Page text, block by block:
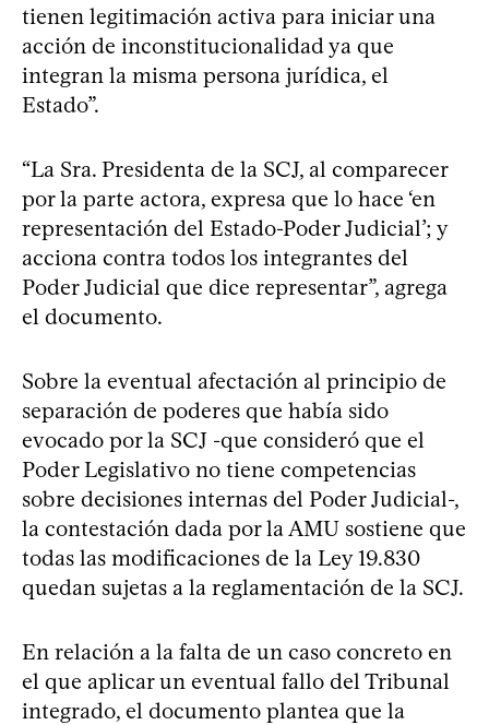
tienen legitimación activa para iniciar una
acción de inconstitucionalidad ya que
integran la misma persona jurídica, el
Estado”.
“La Sra. Presidenta de la SCJ, al comparecer
por la parte actora, expresa que lo hace ‘en
representación del Estado-Poder Judicial’; y
acciona contra todos los integrantes del
Poder Judicial que dice representar”, agrega
el documento.
Sobre la eventual afectación al principio de
separación de poderes que había sido
evocado por la SCJ -que consideró que el
Poder Legislativo no tiene competencias
sobre decisiones internas del Poder Judicial-,
la contestación dada por la AMU sostiene que
todas las modificaciones de la Ley 19.830
quedan sujetas a la reglamentación de la SCJ.
En relación a la falta de un caso concreto en
el que aplicar un eventual fallo del Tribunal
integrado, el documento plantea que la